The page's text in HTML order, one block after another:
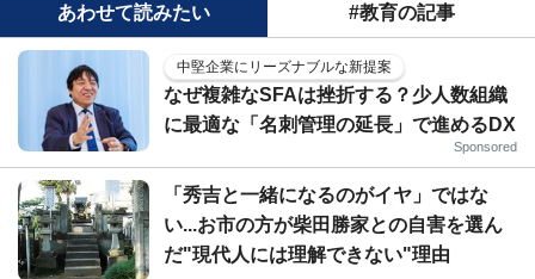
あわせて読みたい #教育の記事
中堅企業にリーズナブルな新提案
なぜ複雑なSFAは挫折する？少人数組織
に最適な「名刺管理の延長」で進めるDX
Sponsored
「秀吉と一緒になるのがイヤ」ではな
い...お市の方が柴田勝家との自害を選ん
だ"現代人には理解できない"理由